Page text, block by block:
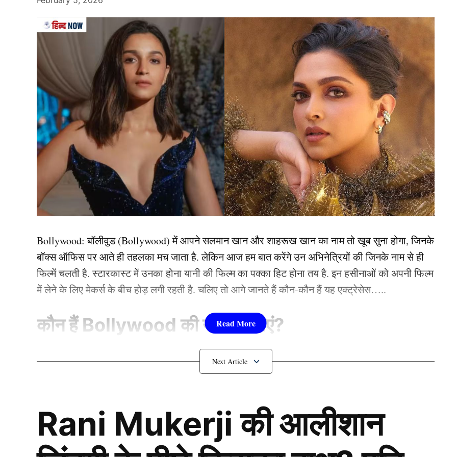
नेपाली कांग्रेस से जुड़े एक नेपाली (Nepal) राजनेता हैं. वे एक महीने के भीतर दो बार कोशी प्रांत के मुख्यमंत्री रह
चुके हैं, 7 जुलाई 2023 से 2 अगस्त 2023 तक, और 2 अगस्त 2023 से 8 सितंबर 2023 तक.
2. सतीश कुमार सिंह
सतीश कुमार सिंह मधेश प्रांत के वर्तमान मुख्यमंत्री हैं. अगर गठबंधन या राजनीतिक जुगाड़ बदले तो वापस मौका
मिल सकता है. उन्होंने पूर्व में 2017 से 2022 तक तिलाठी कोइलाडी ग्रामीण नगर पालिका के अध्यक्ष के रूप में कार्य
किया है, जब वह 2022 के नेपाली स्थानीय चुनावों मेंनेपाली (Nepal)कांग्रेस के अरुण कुमार मंडल से हार गए थे.
3. यम लाल कंडेल
यम लाल कंडेलनेपाल (Nepal)कम्युनिस्ट पार्टी से हैं. वे वर्तमान में 10 अप्रैल 2024 से कर्णाली प्रांत के चौथे
क्षेत्र से करनाली प्रांतीय विधानसभा के सदस्य भी हैं.
4. अस्तलक्ष्मी शाक्य
Bollywood:बॉलीवुड (Bollywood)में आपने सलमान खान और शाहरूख खान का नाम तो खूब सुना होगा, जिनके
बॉक्स ऑफिस पर आते ही तहलका मच जाता है. लेकिन आज हम बात करेंगे उन अभिनेत्रियों की जिनके नाम से ही
फिल्में चलती है. स्टारकास्ट में उनका होना यानी की फिल्म का पक्का हिट होना तय है. इन हसीनाओं को अपनी फिल्म
में लेने के लिए मेकर्स के बीच होड़ लगी रहती है. चलिए तो आगे जानते हैं कौन-कौन हैं यह एक्ट्रेसेस…..
कौन हैंBollywood की यह हसीनाएं?
1.दीपिका पादुकोण ( Deepika Padukone)
जाता है. दीपिका ने इंडस्ट्री को कई हिट फिल्में दी है. एक्ट्रेस ने अपने करियर की शुरूआत ‘ओम शांति ओम’
(2007) से की थी. इसके बाद उन्होंने कभी पीछे मुड़ कर नहीं देखा. दीपिका अब तक ‘ये जवानी है दीवानी’, ‘चेन्नई
एक्सप्रेस’, ‘पद्मावत’, ‘बाजीराव मस्तानी’, और ‘पिकू’ जैसी कई ब्लॉकबस्टर फिल्में दे चुकी हैं. उनकी लोकप्रिय
Rani Mukerji की आलीशान